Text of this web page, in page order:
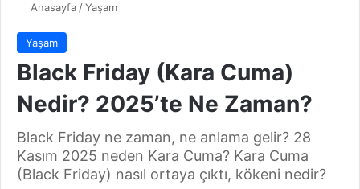
Anasayfa /Yaşam
Yaşam
Black Friday (Kara Cuma)
Nedir? 2025’te Ne Zaman?
Black Friday ne zaman, ne anlama gelir? 28
Kasım 2025 neden Kara Cuma? Kara Cuma
(Black Friday) nasıl ortaya çıktı, kökeni nedir?